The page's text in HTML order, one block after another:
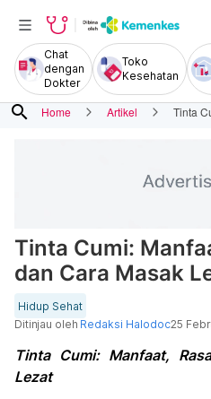
Chat
dengan
Dokter
Toko
Kesehatan
search Home Artikel Tinta
Tinta Cumi:
dan Cara Masak
Hidup Sehat
Ditinjau oleh Redaksi Halodoc25
Tinta Cumi: Manfaat,
Lezat